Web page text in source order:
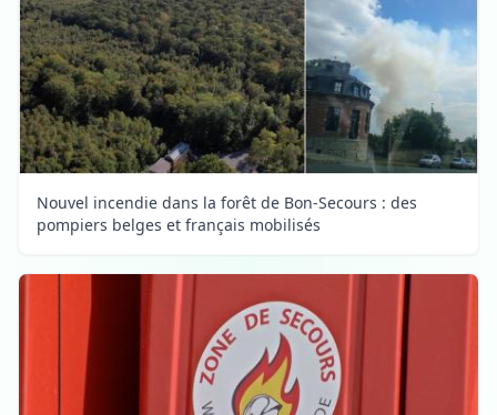
Nouvel incendie dans la forêt de Bon-Secours : des
pompiers belges et français mobilisés